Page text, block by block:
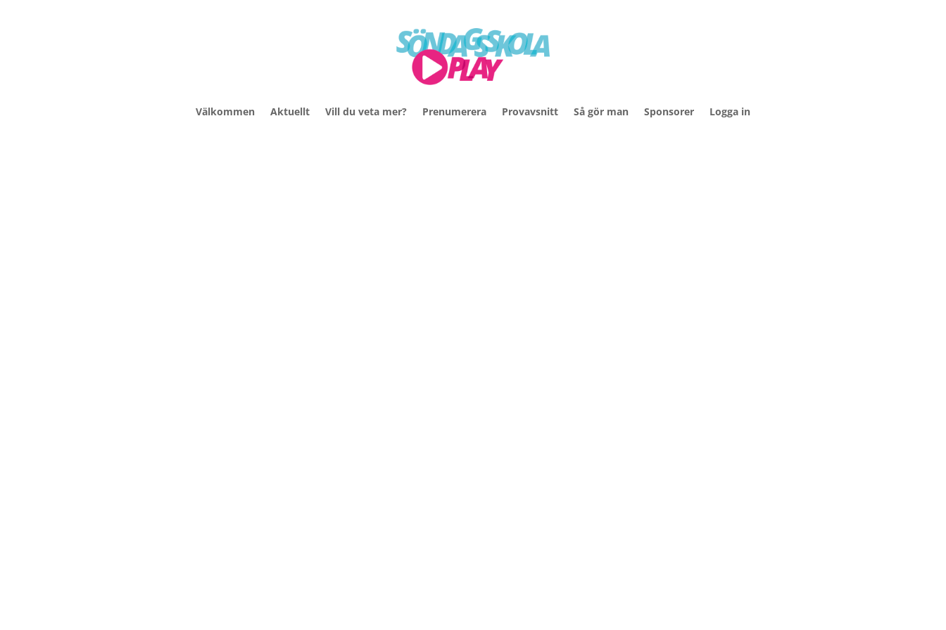
Välkommen Aktuellt Vill du veta mer? Prenumerera Provavsnitt Så gör man Sponsorer Logga in